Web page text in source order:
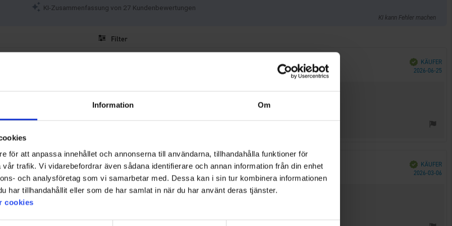
Information Om
för att anpassa innehållet och annonserna till användarna, tillhandahålla funktioner för
trafik. Vi vidarebefordrar även sådana identifierare och annan information från din enhet
och analysföretag som vi samarbetar med. Dessa kan i sin tur kombinera informationen
har tillhandahållit eller som de har samlat in när du har använt deras tjänster.
cookies
KI-Zusammenfassung von 27 Kundenbewertungen
KI kann Fehler machen
Filter
Verifiziert
KÄUFER
2026-06-25
Verifiziert
KÄUFER
2026-03-06